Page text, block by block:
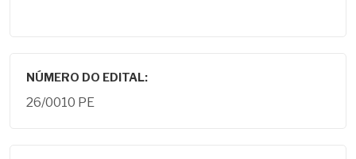
NÚMERO DO EDITAL:
26/0010 PE